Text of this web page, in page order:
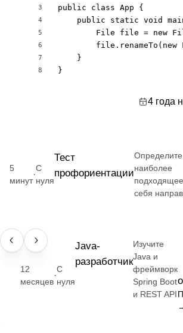
3
4
5
6
7
8
public class App {
public static void
File file = new
file.renameTo(new
    }
}
4 года
5
минут
·
С
нуля
Тест
профориентации
Определите
наиболее
себя
ПРОФЕССИЯ
12
месяцев
·
С
нуля
Java-
разработчик
Изучите
Java и
фреймворк
Spring Boot
и REST API